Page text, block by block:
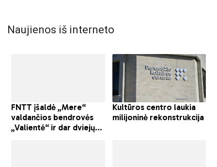
Naujienos iš interneto